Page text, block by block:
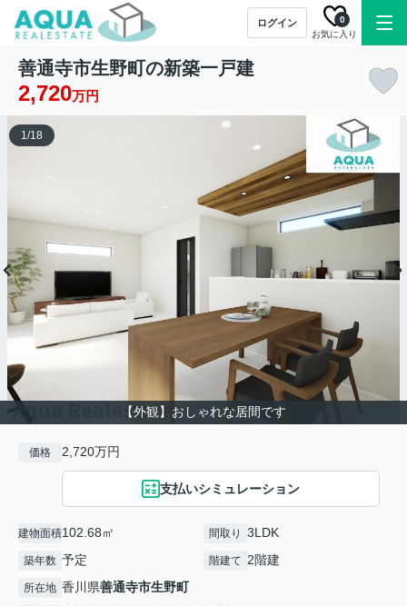
ログイン
お気に入り
0
善通寺市生野町の新築一戸建
2,720万円
【外観】おしゃれな居間です
1/18
価格 2,720万円
支払いシミュレーション
建物面積102.68㎡ 間取り 3LDK
築年数 予定 階建て 2階建
所在地 香川県善通寺市生野町